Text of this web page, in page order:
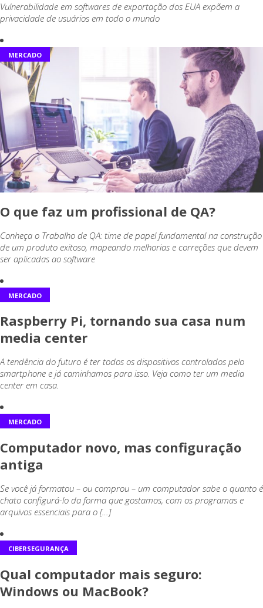
Vulnerabilidade em softwares de exportação dos EUA expõem a
privacidade de usuários em todo o mundo
MERCADO
O que faz um profissional de QA?
Conheça o Trabalho de QA: time de papel fundamental na construção
de um produto exitoso, mapeando melhorias e correções que devem
ser aplicadas ao software
MERCADO
Raspberry Pi, tornando sua casa num
media center
A tendência do futuro é ter todos os dispositivos controlados pelo
smartphone e já caminhamos para isso. Veja como ter um media
center em casa.
MERCADO
Computador novo, mas configuração
antiga
Se você já formatou – ou comprou – um computador sabe o quanto é
chato configurá-lo da forma que gostamos, com os programas e
arquivos essenciais para o […]
CIBERSEGURANÇA
Qual computador mais seguro:
Windows ou MacBook?